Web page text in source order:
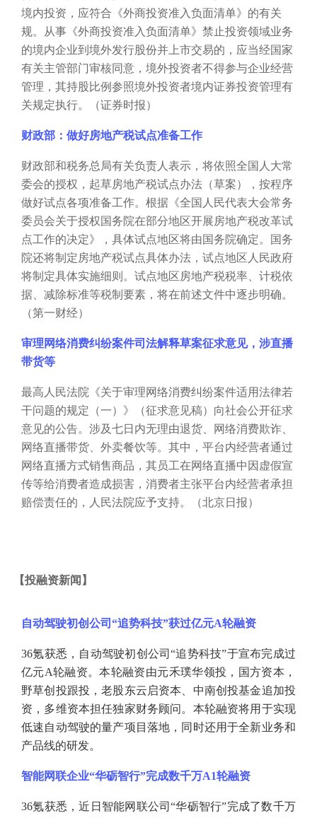
境内投资，应符合《外商投资准入负面清单》的有关
规。从事《外商投资准入负面清单》禁止投资领域业务
的境内企业到境外发行股份并上市交易的，应当经国家
有关主管部门审核同意，境外投资者不得参与企业经营
管理，其持股比例参照境外投资者境内证券投资管理有
关规定执行。（证券时报）
财政部：做好房地产税试点准备工作
财政部和税务总局有关负责人表示，将依照全国人大常
委会的授权，起草房地产税试点办法（草案），按程序
做好试点各项准备工作。根据《全国人民代表大会常务
委员会关于授权国务院在部分地区开展房地产税改革试
点工作的决定》，具体试点地区将由国务院确定。国务
院还将制定房地产税试点具体办法，试点地区人民政府
将制定具体实施细则。试点地区房地产税税率、计税依
据、减除标准等税制要素，将在前述文件中逐步明确。
（第一财经）
审理网络消费纠纷案件司法解释草案征求意见，涉直播
带货等
最高人民法院《关于审理网络消费纠纷案件适用法律若
干问题的规定（一）》（征求意见稿）向社会公开征求
意见的公告。涉及七日内无理由退货、网络消费欺诈、
网络直播带货、外卖餐饮等。其中，平台内经营者通过
网络直播方式销售商品，其员工在网络直播中因虚假宣
传等给消费者造成损害，消费者主张平台内经营者承担
赔偿责任的，人民法院应予支持。（北京日报）
【投融资新闻 】
自动驾驶初创公司“追势科技”获过亿元A轮融资
36氪获悉，自动驾驶初创公司“追势科技”于宣布完成过
亿元A轮融资。本轮融资由元禾璞华领投，国方资本，
野草创投跟投，老股东云启资本、中南创投基金追加投
资，多维资本担任独家财务顾问。本轮融资将用于实现
低速自动驾驶的量产项目落地，同时还用于全新业务和
产品线的研发。
智能网联企业“华砺智行”完成数千万A1轮融资
36氪获悉，近日智能网联公司“华砺智行”完成了数千万